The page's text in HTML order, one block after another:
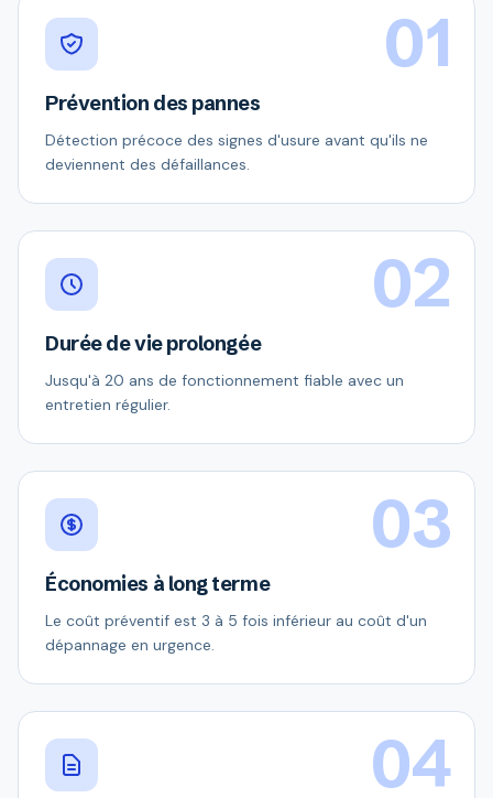
01
Prévention des pannes
Détection précoce des signes d'usure avant qu'ils ne
deviennent des défaillances.
02
Durée de vie prolongée
Jusqu'à 20 ans de fonctionnement fiable avec un
entretien régulier.
03
Économies à long terme
Le coût préventif est 3 à 5 fois inférieur au coût d'un
dépannage en urgence.
04